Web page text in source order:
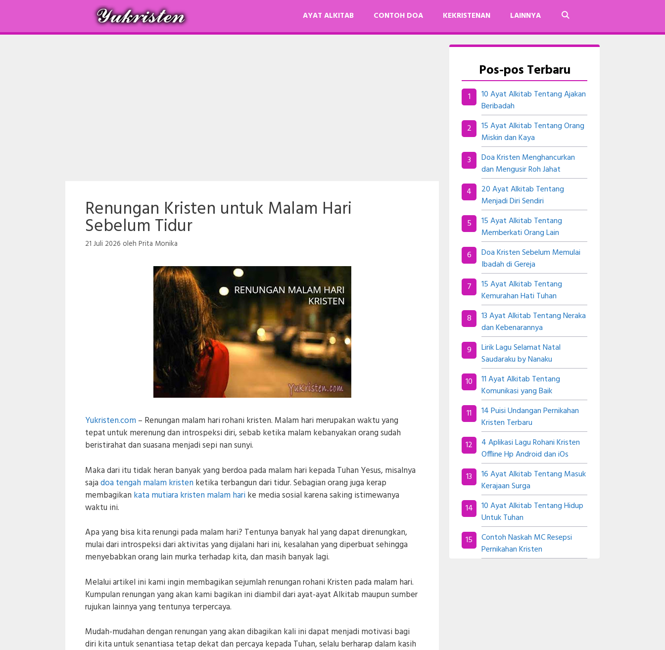
isi
AYAT ALKITAB CONTOH DOA KEKRISTENAN LAINNYA
Renungan Kristen untuk Malam Hari
Sebelum Tidur
21 Juli 2026 oleh Prita Monika
Yukristen.com – Renungan malam hari rohani kristen. Malam hari merupakan waktu yang
tepat untuk merenung dan introspeksi diri, sebab ketika malam kebanyakan orang sudah
beristirahat dan suasana menjadi sepi nan sunyi.
Maka dari itu tidak heran banyak yang berdoa pada malam hari kepada Tuhan Yesus, misalnya
sajadoa tengah malam kristen ketika terbangun dari tidur. Sebagian orang juga kerap
membagikan kata mutiara kristen malam harike media sosial karena saking istimewanya
waktu ini.
Apa yang bisa kita renungi pada malam hari? Tentunya banyak hal yang dapat direnungkan,
mulai dari introspeksi dari aktivitas yang dijalani hari ini, kesalahan yang diperbuat sehingga
menyebabkan orang lain murka terhadap kita, dan masih banyak lagi.
Melalui artikel ini kami ingin membagikan sejumlah renungan rohani Kristen pada malam hari.
Kumpulan renungan yang akan kami bagikan ini diambil dari ayat-ayat Alkitab maupun sumber
rujukan lainnya yang tentunya terpercaya.
Mudah-mudahan dengan renungan yang akan dibagikan kali ini dapat menjadi motivasi bagi
diri kita untuk senantiasa tetap dekat dan percaya kepada Tuhan, selalu berharap dalam kasih
Pos-pos Terbaru
10 Ayat Alkitab Tentang Ajakan
Beribadah
15 Ayat Alkitab Tentang Orang
Miskin dan Kaya
Doa Kristen Menghancurkan
dan Mengusir Roh Jahat
20 Ayat Alkitab Tentang
Menjadi Diri Sendiri
15 Ayat Alkitab Tentang
Memberkati Orang Lain
Doa Kristen Sebelum Memulai
Ibadah di Gereja
15 Ayat Alkitab Tentang
Kemurahan Hati Tuhan
13 Ayat Alkitab Tentang Neraka
dan Kebenarannya
Lirik Lagu Selamat Natal
Saudaraku by Nanaku
11 Ayat Alkitab Tentang
Komunikasi yang Baik
14 Puisi Undangan Pernikahan
Kristen Terbaru
4 Aplikasi Lagu Rohani Kristen
Offline Hp Android dan iOs
16 Ayat Alkitab Tentang Masuk
Kerajaan Surga
10 Ayat Alkitab Tentang Hidup
Untuk Tuhan
Contoh Naskah MC Resepsi
Pernikahan Kristen